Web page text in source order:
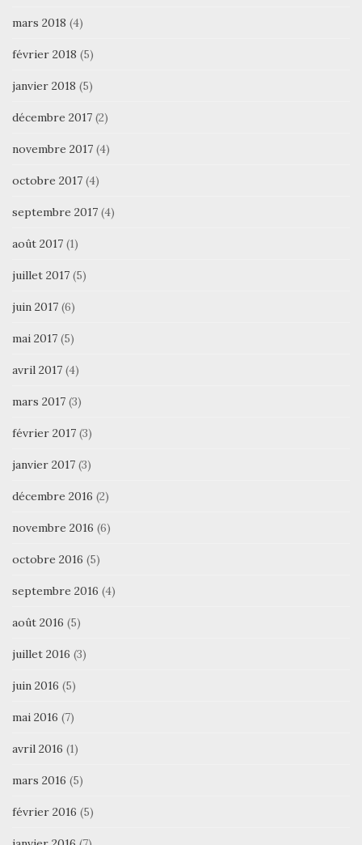
mars 2018 (4)
février 2018 (5)
janvier 2018 (5)
décembre 2017 (2)
novembre 2017 (4)
octobre 2017 (4)
septembre 2017 (4)
août 2017 (1)
juillet 2017 (5)
juin 2017 (6)
mai 2017 (5)
avril 2017 (4)
mars 2017 (3)
février 2017 (3)
janvier 2017 (3)
décembre 2016 (2)
novembre 2016 (6)
octobre 2016 (5)
septembre 2016 (4)
août 2016 (5)
juillet 2016 (3)
juin 2016 (5)
mai 2016 (7)
avril 2016 (1)
mars 2016 (5)
février 2016 (5)